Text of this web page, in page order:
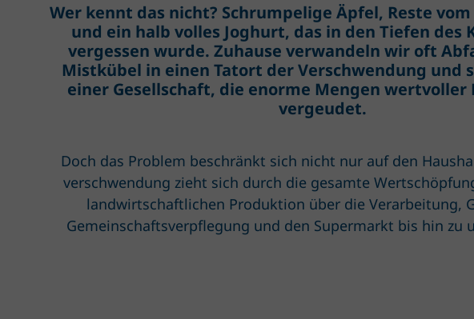
Wer kennt das nicht? Schrumpelige Äpfel, Reste
und ein halb volles Joghurt, das in den Tiefen des
vergessen wurde. Zuhause verwandeln wir oft
Mistkübel in einen Tatort der Verschwendung und
einer Gesellschaft, die enorme Mengen
vergeudet.
Doch das Problem beschränkt sich nicht nur auf den
verschwendung zieht sich durch die gesamte
landwirtschaftlichen Produktion über die Verarbeitung,
Gemeinschafts­verpflegung und den Supermarkt bis hin zu